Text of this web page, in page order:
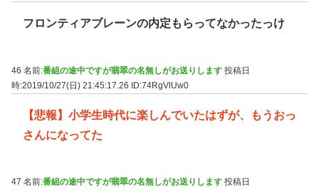
フロンティアブレーンの内定もらってなかったっけ
46 名前:番組の途中ですが翡翠の名無しがお送りします 投稿日
時:2019/10/27(日) 21:45:17.26 ID:74RgVlUw0
【悲報】小学生時代に楽しんでいたはずが、もうおっ
さんになってた
47 名前:番組の途中ですが翡翠の名無しがお送りします 投稿日